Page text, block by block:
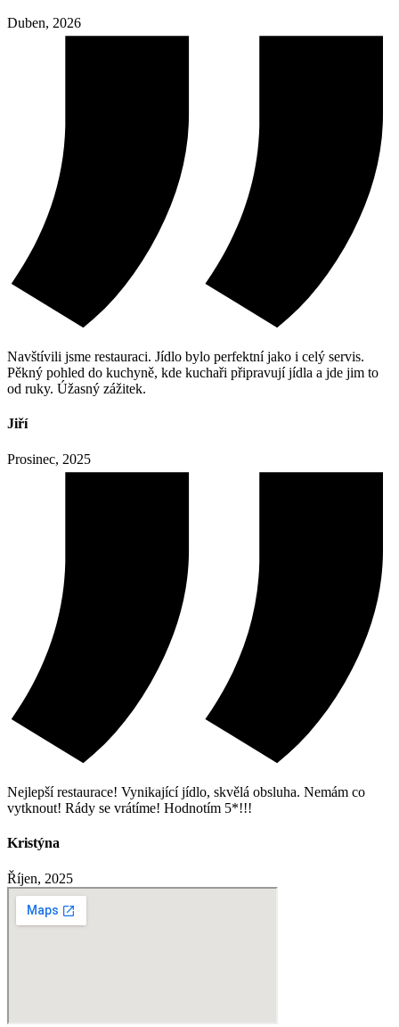
Duben, 2026
Navštívili jsme restauraci. Jídlo bylo perfektní jako i celý servis.
Pěkný pohled do kuchyně, kde kuchaři připravují jídla a jde jim to
od ruky. Úžasný zážitek.
Jiří
Prosinec, 2025
Nejlepší restaurace! Vynikající jídlo, skvělá obsluha. Nemám co
vytknout! Rády se vrátíme! Hodnotím 5*!!!
Kristýna
Říjen, 2025